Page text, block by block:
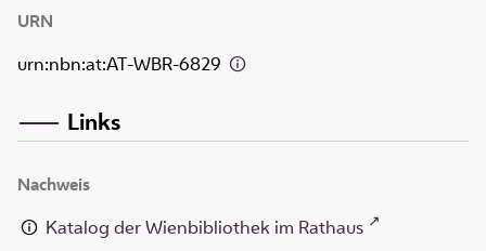
URN
urn:nbn:at:AT-WBR-6829
Links
Nachweis
Katalog der Wienbibliothek im Rathaus